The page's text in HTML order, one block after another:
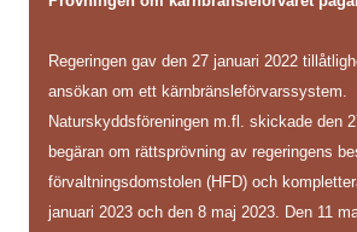
Regeringen gav den 27 januari 2022
ansökan om ett kärnbränsleförvarssystem.
Naturskyddsföreningen m.fl. skickade den
begäran om rättsprövning av regeringens
förvaltningsdomstolen (HFD) och
januari 2023 och den 8 maj 2023. Den 11